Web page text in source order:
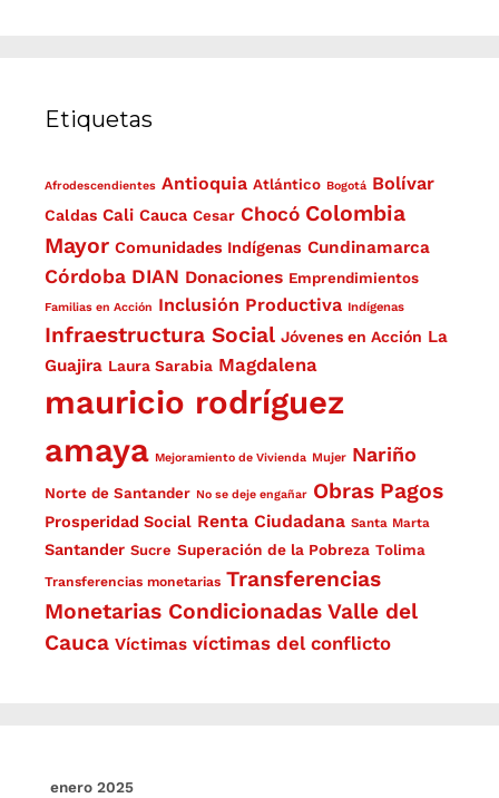
Etiquetas
Afrodescendientes Antioquia Atlántico Bogotá Bolívar
Caldas Cali Cauca Cesar Chocó Colombia
Mayor Comunidades Indígenas Cundinamarca
Córdoba DIAN Donaciones Emprendimientos
Familias en Acción Inclusión Productiva Indígenas
Infraestructura Social Jóvenes en Acción La
Guajira Laura Sarabia Magdalena
mauricio rodríguez
amaya Mejoramiento de Vivienda Mujer Nariño
Norte de Santander No se deje engañar Obras Pagos
Prosperidad Social Renta Ciudadana Santa Marta
Santander Sucre Superación de la Pobreza Tolima
Transferencias monetarias Transferencias
Monetarias Condicionadas Valle del
Cauca Víctimas víctimas del conflicto
enero 2025